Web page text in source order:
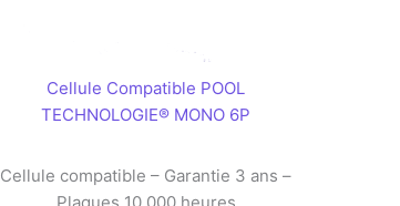
Cellule Compatible POOL
TECHNOLOGIE® MONO 6P
Cellule compatible – Garantie 3 ans –